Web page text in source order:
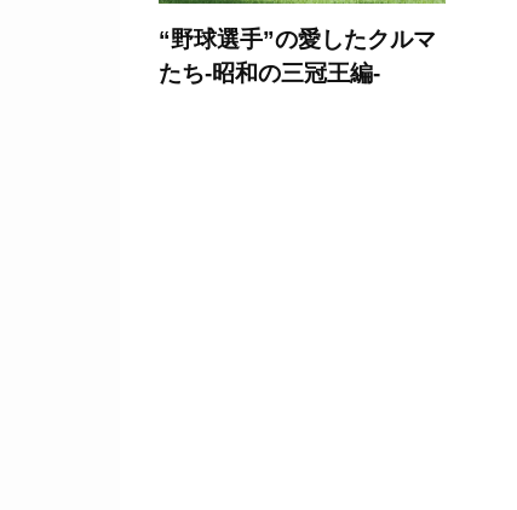
“野球選手”の愛したクルマ
たち-昭和の三冠王編-